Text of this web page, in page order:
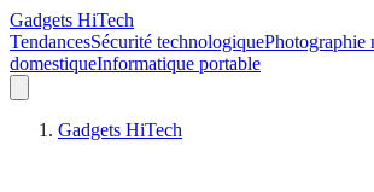
Gadgets HiTech
TendancesSécurité technologiquePhotographie
domestiqueInformatique portable
Gadgets HiTech